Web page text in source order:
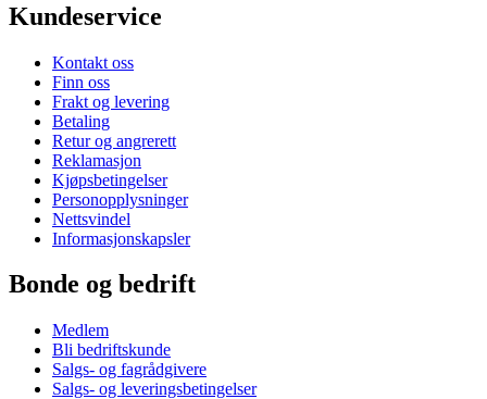
Kundeservice
Kontakt oss
Finn oss
Frakt og levering
Betaling
Retur og angrerett
Reklamasjon
Kjøpsbetingelser
Personopplysninger
Nettsvindel
Informasjonskapsler
Bonde og bedrift
Medlem
Bli bedriftskunde
Salgs- og fagrådgivere
Salgs- og leveringsbetingelser